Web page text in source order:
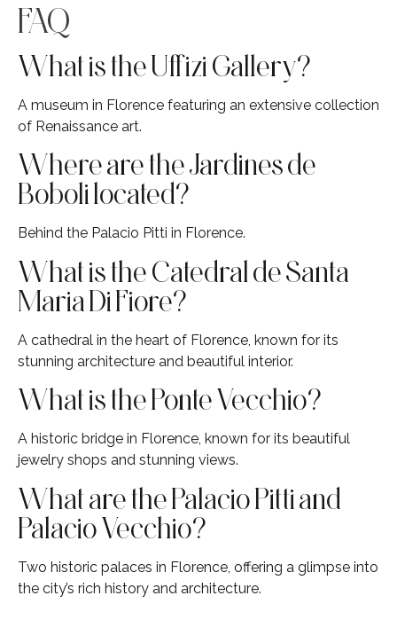
FAQ
What is the Uffizi Gallery?
A museum in Florence featuring an extensive collection
of Renaissance art.
Where are the Jardines de
Boboli located?
Behind the Palacio Pitti in Florence.
What is the Catedral de Santa
Maria Di Fiore?
A cathedral in the heart of Florence, known for its
stunning architecture and beautiful interior.
What is the Ponte Vecchio?
A historic bridge in Florence, known for its beautiful
jewelry shops and stunning views.
What are the Palacio Pitti and
Palacio Vecchio?
Two historic palaces in Florence, offering a glimpse into
the city’s rich history and architecture.